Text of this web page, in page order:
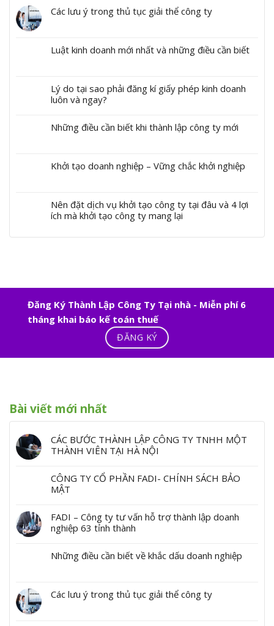
Các lưu ý trong thủ tục giải thể công ty
Luật kinh doanh mới nhất và những điều cần biết
Lý do tại sao phải đăng kí giấy phép kinh doanh
luôn và ngay?
Những điều cần biết khi thành lập công ty mới
Khởi tạo doanh nghiệp – Vững chắc khởi nghiệp
Nên đặt dịch vụ khởi tạo công ty tại đâu và 4 lợi
ích mà khởi tạo công ty mang lại
Đăng Ký Thành Lập Công Ty Tại nhà - Miễn phí 6
tháng khai báo kế toán thuế
ĐĂNG KÝ
Bài viết mới nhất
CÁC BƯỚC THÀNH LẬP CÔNG TY TNHH MỘT
THÀNH VIÊN TẠI HÀ NỘI
CÔNG TY CỔ PHẦN FADI- CHÍNH SÁCH BẢO
MẬT
FADI – Công ty tư vấn hỗ trợ thành lập doanh
nghiệp 63 tỉnh thành
Những điều cần biết về khắc dấu doanh nghiệp
Các lưu ý trong thủ tục giải thể công ty